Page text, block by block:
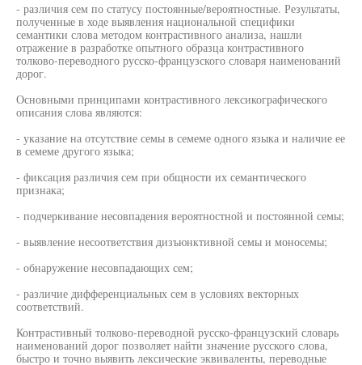
- различия сем по статусу постоянные/вероятностные. Результаты,
полученные в ходе выявления национальной специфики
семантики слова методом контрастивного анализа, нашли
отражение в разработке опытного образца контрастивного
толково-переводного русско-французского словаря наименований
дорог.
Основными принципами контрастивного лексикографического
описания слова являются:
- указание на отсутствие семы в семеме одного языка и наличие ее
в семеме другого языка;
- фиксация различия сем при общности их семантического
признака;
- подчеркивание несовпадения вероятностной и постоянной семы;
- выявление несоответствия дизъюнктивной семы и моносемы;
- обнаружение несовпадающих сем;
- различие дифференциальных сем в условиях векторных
соответствий.
Контрастивный толково-переводной русско-французский словарь
наименований дорог позволяет найти значение русского слова,
быстро и точно выявить лексические эквиваленты, переводные